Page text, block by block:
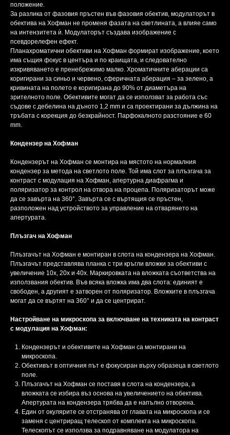
положение.
За разлика от фазовия пръстен във фазовия обектив, модулаторът в
обектива на Хофман не променя фазата на светлината, а влияе само
на интензитета ѝ. Модулаторът създава изображение с
псевдорелефен ефект.
Планахроматични обективи на Хофман формират изображение, което
има същия фокус в центъра и по краищата, и следователно
изкривяването е пренебрежимо малко. Хроматичните аберации са
коригирани за синьо и червено, сферичната аберация – за зелено, а
кривината на полето е коригирана до 90% от диаметъра на
зрителното поле. Обективите могат да се използват за работа със
съдове с дебелина на дъното 1,2 mm и са проектирани за дължина на
тръбата с корекция до безкрайност. Парфокалното разстояние е 60
mm.
Кондензер на Хофман
Кондензерът на Хофман се монтира на мястото на нормалния
кондензер за метода на светлото поле. Той има слот за плъзгача за
контраст с модулация на Хофман, апертурна диафрагма и
поляризатор за контрол на отвора на процепа. Поляризаторът може
да се завърта на 360°. Завърта се с въртящия се пръстен,
разположен над устройството за управление на отварянето на
апертурата.
Плъзгач на Хофман
Плъзгачът на Хофман е монтиран в слота на кондензера на Хофман.
Плъзгачът представлява планка с три кръгли вложки за обективи с
увеличение 10x, 20x и 40x. Маркировката на вложката съответства на
използвания обектив. Във всяка вложка има два слота: единият е
свободен, а другият е затворен от поляризатор. Вложките в плъзгача
могат да се въртят на 360° и да се центрират.
Настройване на микроскопа за включване на техниката на контраст
с модулация на Хофман:
Кондензерът и обективите на Хофман са монтирани на
микроскопа.
Обективът в оптичния път е фокусиран върху образеца в светлото
поле.
Плъзгачът на Хофман се поставя в слота на кондензера, а
вложката се избира въз основа на увеличението на обектива.
Апертурата на кондензера трябва да е напълно отворена.
Един от окулярите се отстранява от главата на микроскопа и се
заменя с центриращ телескоп от комплекта на микроскопа.
Телескопът се използва за подравняване на модулатора на